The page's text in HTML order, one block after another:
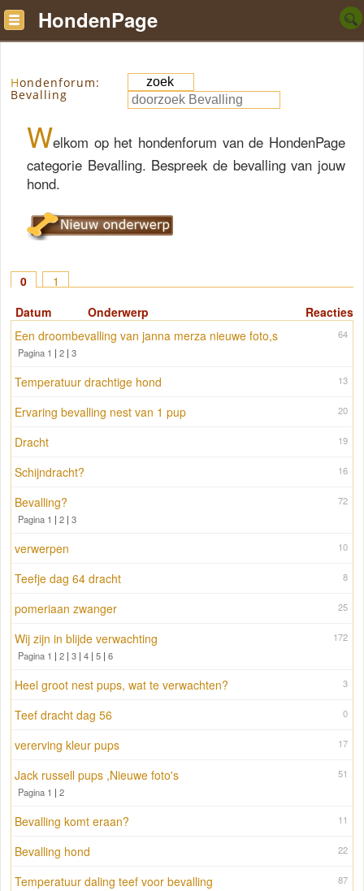
HondenPage
Hondenforum:
Bevalling
Welkom op het hondenforum van de HondenPage
categorie Bevalling. Bespreek de bevalling van jouw
hond.
0
1
Reacties
Datum Onderwerp
64
Een droombevalling van janna merza nieuwe foto,s
Pagina 1 | 2 | 3
13
Temperatuur drachtige hond
20
Ervaring bevalling nest van 1 pup
19
Dracht
16
Schijndracht?
72
Bevalling?
Pagina 1 | 2 | 3
10
verwerpen
8
Teefje dag 64 dracht
25
pomeriaan zwanger
172
Wij zijn in blijde verwachting
Pagina 1 | 2 | 3 | 4 | 5 | 6
3
Heel groot nest pups, wat te verwachten?
0
Teef dracht dag 56
17
vererving kleur pups
51
Jack russell pups ,Nieuwe foto's
Pagina 1 | 2
11
Bevalling komt eraan?
22
Bevalling hond
87
Temperatuur daling teef voor bevalling